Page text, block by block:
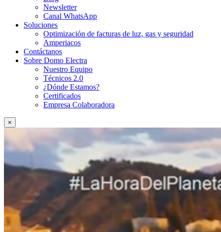
Newsletter
Canal WhatsApp
Soluciones
Optimización de facturas de luz, gas y seguridad
Amperiacos
Contáctanos
Sobre Domo Electra
Nuestro Equipo
Técnicos 2.0
¿Dónde Estamos?
Certificados
Empresa Colaboradora
×